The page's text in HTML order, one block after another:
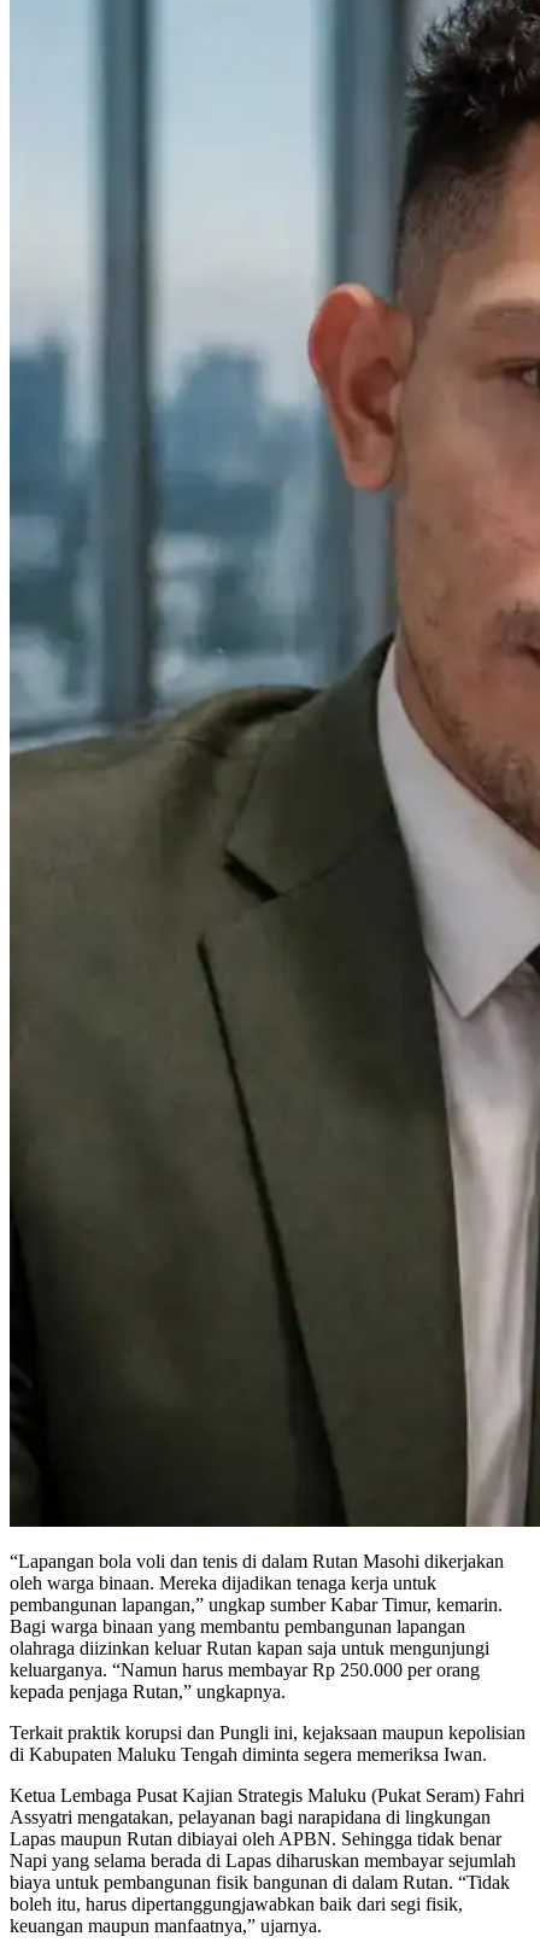
“Lapangan bola voli dan tenis di dalam Rutan Masohi dikerjakan
oleh warga binaan. Mereka dijadikan tenaga kerja untuk
pembangunan lapangan,” ungkap sumber Kabar Timur, kemarin.
Bagi warga binaan yang membantu pembangunan lapangan
olahraga diizinkan keluar Rutan kapan saja untuk mengunjungi
keluarganya. “Namun harus membayar Rp 250.000 per orang
kepada penjaga Rutan,” ungkapnya.
Terkait praktik korupsi dan Pungli ini, kejaksaan maupun kepolisian
di Kabupaten Maluku Tengah diminta segera memeriksa Iwan.
Ketua Lembaga Pusat Kajian Strategis Maluku (Pukat Seram) Fahri
Assyatri mengatakan, pelayanan bagi narapidana di lingkungan
Lapas maupun Rutan dibiayai oleh APBN. Sehingga tidak benar
Napi yang selama berada di Lapas diharuskan membayar sejumlah
biaya untuk pembangunan fisik bangunan di dalam Rutan. “Tidak
boleh itu, harus dipertanggungjawabkan baik dari segi fisik,
keuangan maupun manfaatnya,” ujarnya.